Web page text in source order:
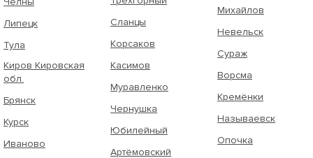
Липецк
Тула
Киров Кировская
обл.
Брянск
Курск
Иваново
Сланцы
Корсаков
Касимов
Муравленко
Чернушка
Юбилейный
Артёмовский
Михайлов
Невельск
Сураж
Ворсма
Кремёнки
Называевск
Опочка